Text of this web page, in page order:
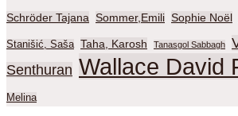
Schröder Tajana Sommer,Emili Sophie Noël
Stanišić, Saša Taha, Karosh Tanasgol Sabbagh
Senthuran Wallace David
Melina